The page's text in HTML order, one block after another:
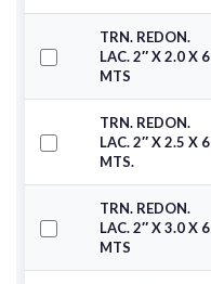
TRN. REDON.
LAC. 2″ X 2.0 X 6
MTS
TRN. REDON.
LAC. 2″ X 2.5 X 6
MTS.
TRN. REDON.
LAC. 2″ X 3.0 X 6
MTS